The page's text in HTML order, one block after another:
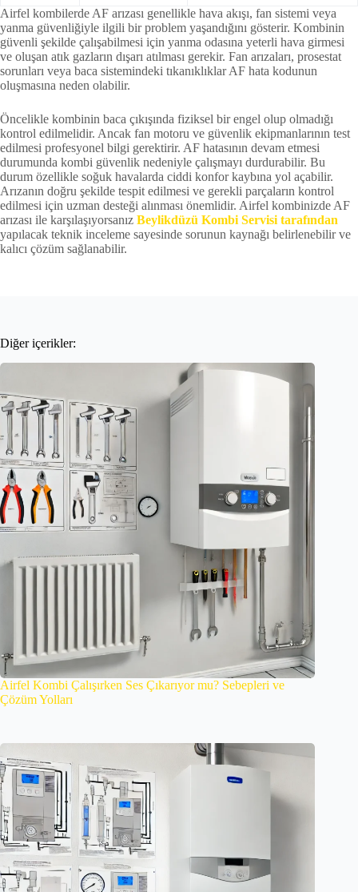
Airfel kombilerde AF arızası genellikle hava akışı, fan sistemi veya
yanma güvenliğiyle ilgili bir problem yaşandığını gösterir. Kombinin
güvenli şekilde çalışabilmesi için yanma odasına yeterli hava girmesi
ve oluşan atık gazların dışarı atılması gerekir. Fan arızaları, prosestat
sorunları veya baca sistemindeki tıkanıklıklar AF hata kodunun
oluşmasına neden olabilir.
Öncelikle kombinin baca çıkışında fiziksel bir engel olup olmadığı
kontrol edilmelidir. Ancak fan motoru ve güvenlik ekipmanlarının test
edilmesi profesyonel bilgi gerektirir. AF hatasının devam etmesi
durumunda kombi güvenlik nedeniyle çalışmayı durdurabilir. Bu
durum özellikle soğuk havalarda ciddi konfor kaybına yol açabilir.
Arızanın doğru şekilde tespit edilmesi ve gerekli parçaların kontrol
edilmesi için uzman desteği alınması önemlidir. Airfel kombinizde AF
arızası ile karşılaşıyorsanız Beylikdüzü Kombi Servisi tarafından
yapılacak teknik inceleme sayesinde sorunun kaynağı belirlenebilir ve
kalıcı çözüm sağlanabilir.
Diğer içerikler:
Airfel Kombi Çalışırken Ses Çıkarıyor mu? Sebepleri ve
Çözüm Yolları